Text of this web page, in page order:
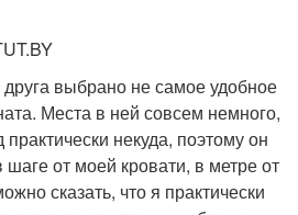
выбрано не самое удобное
Места в ней совсем немного,
некуда, поэтому он
шаге от моей кровати, в метре от
сказать, что я практически